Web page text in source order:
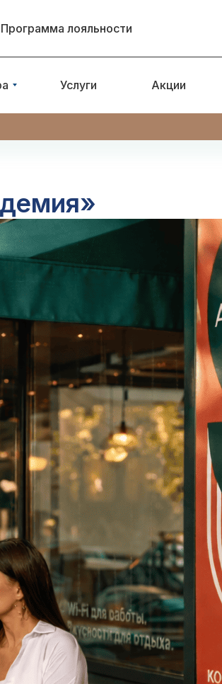
Акции
Услуги
Программа лояльности